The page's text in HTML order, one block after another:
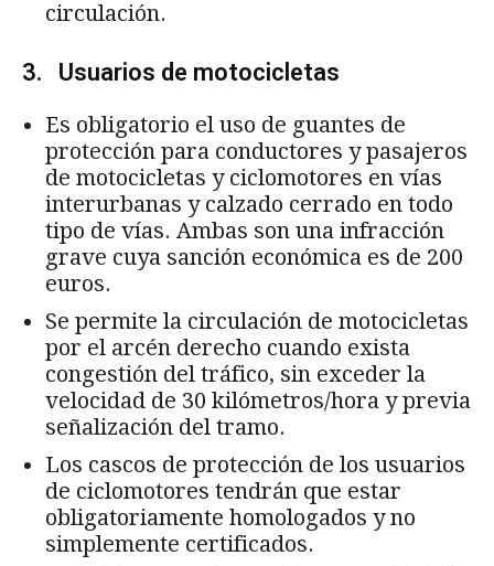
circulación.
3. Usuarios de motocicletas
Es obligatorio el uso de guantes de
protección para conductores y pasajeros
de motocicletas y ciclomotores en vías
interurbanas y calzado cerrado en todo
tipo de vías. Ambas son una infracción
grave cuya sanción económica es de 200
euros.
Se permite la circulación de motocicletas
por el arcén derecho cuando exista
congestión del tráfico, sin exceder la
velocidad de 30 kilómetros/hora y previa
señalización del tramo.
Los cascos de protección de los usuarios
de ciclomotores tendrán que estar
obligatoriamente homologados y no
simplemente certificados.